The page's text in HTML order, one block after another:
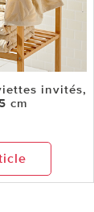
invités,
cm